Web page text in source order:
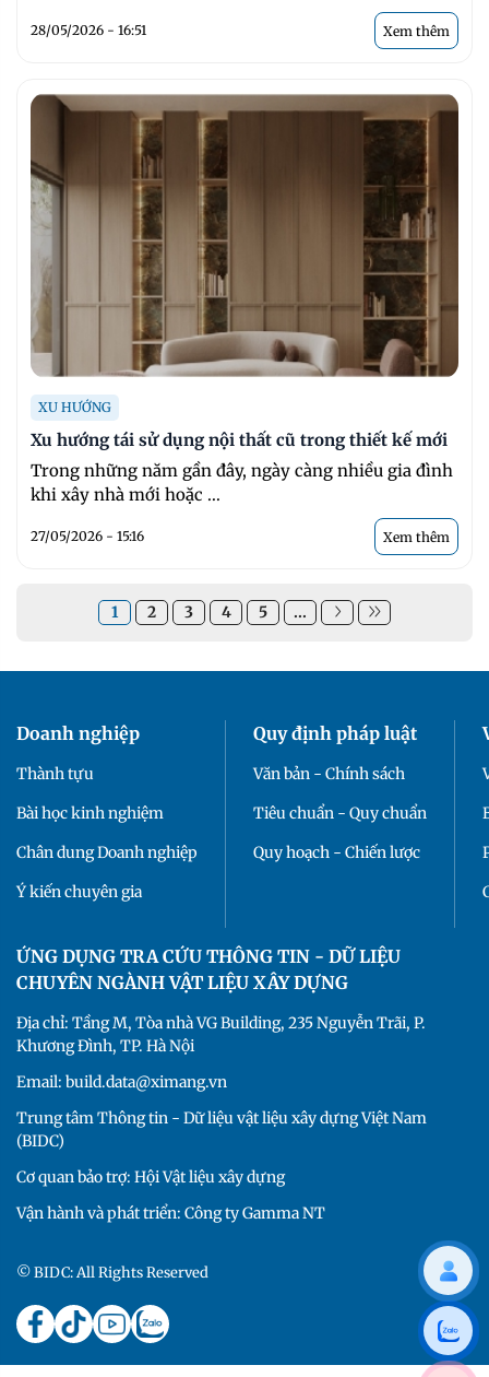
28/05/2026 - 16:51 Xem thêm
XU HƯỚNG
Xu hướng tái sử dụng nội thất cũ trong thiết kế mới
Trong những năm gần đây, ngày càng nhiều gia đình
khi xây nhà mới hoặc ...
27/05/2026 - 15:16 Xem thêm
1 2 3 4 5 ...
Doanh nghiệp
Thành tựu
Bài học kinh nghiệm
Chân dung Doanh nghiệp
Ý kiến chuyên gia
Quy định pháp luật
Văn bản - Chính sách
Tiêu chuẩn - Quy chuẩn
Quy hoạch - Chiến lược
ỨNG DỤNG TRA CỨU THÔNG TIN - DỮ LIỆU
CHUYÊN NGÀNH VẬT LIỆU XÂY DỰNG
Địa chỉ: Tầng M, Tòa nhà VG Building, 235 Nguyễn Trãi, P.
Khương Đình, TP. Hà Nội
Email: build.data@ximang.vn
Trung tâm Thông tin - Dữ liệu vật liệu xây dựng Việt Nam
(BIDC)
Cơ quan bảo trợ: Hội Vật liệu xây dựng
Vận hành và phát triển: Công ty Gamma NT
© BIDC: All Rights Reserved